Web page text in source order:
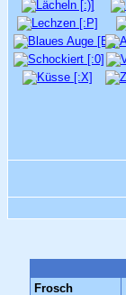
Frosch